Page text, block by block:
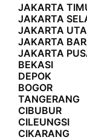
JAKARTA
JAKARTA
JAKARTA
JAKARTA
JAKARTA
BEKASI
DEPOK
BOGOR
TANGERANG
CIBUBUR
CILEUNGSI
CIKARANG